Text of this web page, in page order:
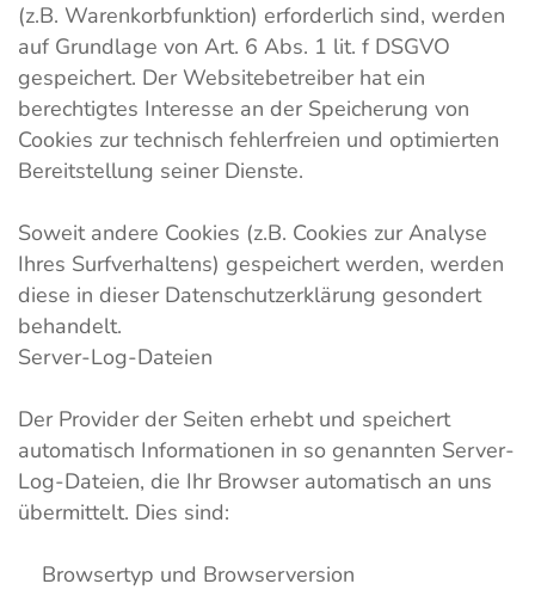
(z.B. Warenkorbfunktion) erforderlich sind, werden
auf Grundlage von Art. 6 Abs. 1 lit. f DSGVO
gespeichert. Der Websitebetreiber hat ein
berechtigtes Interesse an der Speicherung von
Cookies zur technisch fehlerfreien und optimierten
Bereitstellung seiner Dienste.
Soweit andere Cookies (z.B. Cookies zur Analyse
Ihres Surfverhaltens) gespeichert werden, werden
diese in dieser Datenschutzerklärung gesondert
behandelt.
Server-Log-Dateien
Der Provider der Seiten erhebt und speichert
automatisch Informationen in so genannten Server-
Log-Dateien, die Ihr Browser automatisch an uns
übermittelt. Dies sind:
Browsertyp und Browserversion